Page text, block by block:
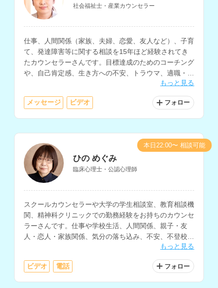
社会福祉士・産業カウンセラー
仕事、人間関係（家族、夫婦、恋愛、友人など）、子育
て、発達障害等に関する相談を15年ほど経験されてき
たカウンセラーさんです。目標達成のためのコーチング
や、自己肯定感、生き方への不安、トラウマ、適職・復
職、産前・産後などに関する相談にも対応されていま
もっと見る
メッセージ ビデオ フォロー
ひの めぐみ
臨床心理士・公認心理師
スクールカウンセラーや大学の学生相談室、教育相談機
関、精神科クリニックでの勤務経験をお持ちのカウンセ
ラーさんです。仕事や学校生活、人間関係、親子・友
人・恋人・家族関係、気分の落ち込み、不安、不登校、
発達障害、性格、人生についての相談などに対応されて
もっと見る
ビデオ 電話 フォロー
本日22:00〜 相談可能